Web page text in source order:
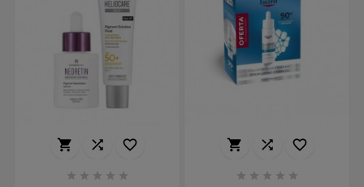
  
    
  
    